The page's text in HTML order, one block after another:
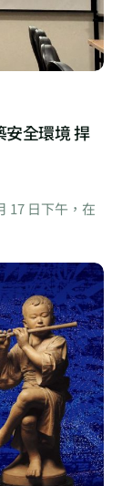
安全環境 捍
17 日下午，在